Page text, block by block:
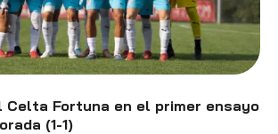
Celta Fortuna en el primer ensayo
(1-1)